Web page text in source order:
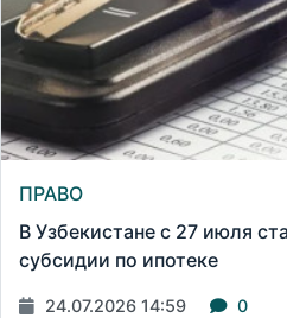
ПРАВО
В Узбекистане с 27 июля
субсидии по ипотеке
24.07.2026 14:59 0